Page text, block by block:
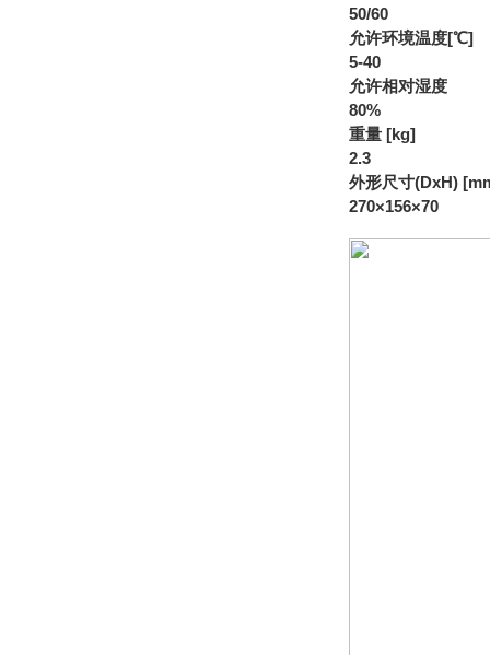
50/60
允许环境温度[℃]
5-40
允许相对湿度
80%
重量 [kg]
2.3
外形尺寸(DxH)
270×156×70